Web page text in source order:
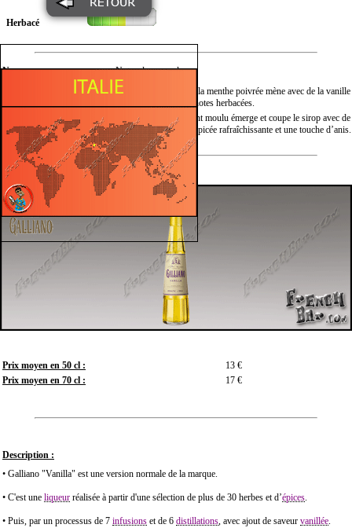
Herbacé
Nez : Notes de caramel.
Légèrement sirupeux, la menthe poivrée mène avec de la
réglisse douce et des notes herbacées.
Finale :
Poivre noir fraîchement moulu émerge et coupe le sirop avec
de la menthe poivrée épicée rafraîchissante et une touche d’anis.
Prix moyen en 50 cl :
13 €
Prix moyen en 70 cl :
17 €
Description :
• Galliano "Vanilla" est une version normale de la marque.
• C'est une liqueur réalisée à partir d'une sélection de plus de 30 herbes et d’épices.
• Puis, par un processus de 7 infusions et de 6 distillations, avec ajout de saveur vanillée.